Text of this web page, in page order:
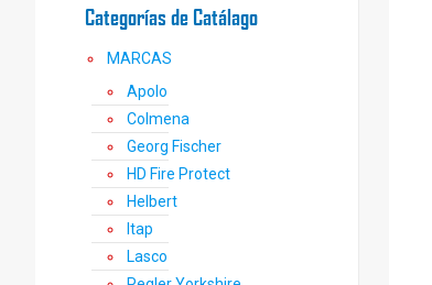
Categorías de Catálago
MARCAS
Apolo
Colmena
Georg Fischer
HD Fire Protect
Helbert
Itap
Lasco